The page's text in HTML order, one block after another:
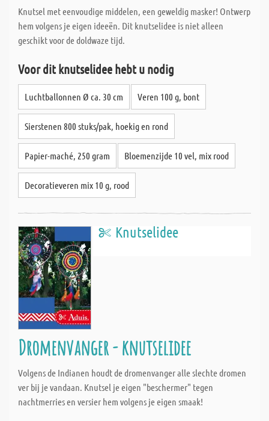
Knutsel met eenvoudige middelen, een geweldig masker! Ontwerp
hem volgens je eigen ideeën. Dit knutselidee is niet alleen
geschikt voor de doldwaze tijd.
Voor dit knutselidee hebt u nodig
Luchtballonnen Ø ca. 30 cm Veren 100 g, bont
Sierstenen 800 stuks/pak, hoekig en rond
Papier-maché, 250 gram Bloemenzijde 10 vel, mix rood
Decoratieveren mix 10 g, rood
Knutselidee
Dromenvanger - knutselidee
Volgens de Indianen houdt de dromenvanger alle slechte dromen
ver bij je vandaan. Knutsel je eigen "beschermer" tegen
nachtmerries en versier hem volgens je eigen smaak!